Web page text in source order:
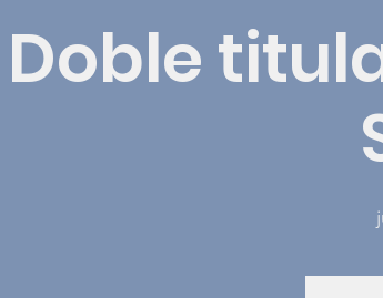
Doble